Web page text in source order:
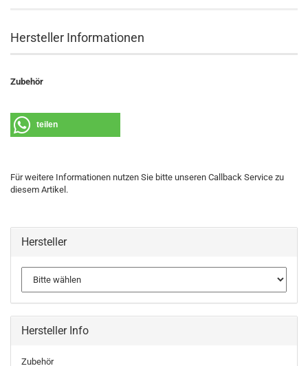
Hersteller Informationen
Zubehör
teilen
Für weitere Informationen nutzen Sie bitte unseren Callback Service zu
diesem Artikel.
Hersteller
Hersteller Info
Zubehör